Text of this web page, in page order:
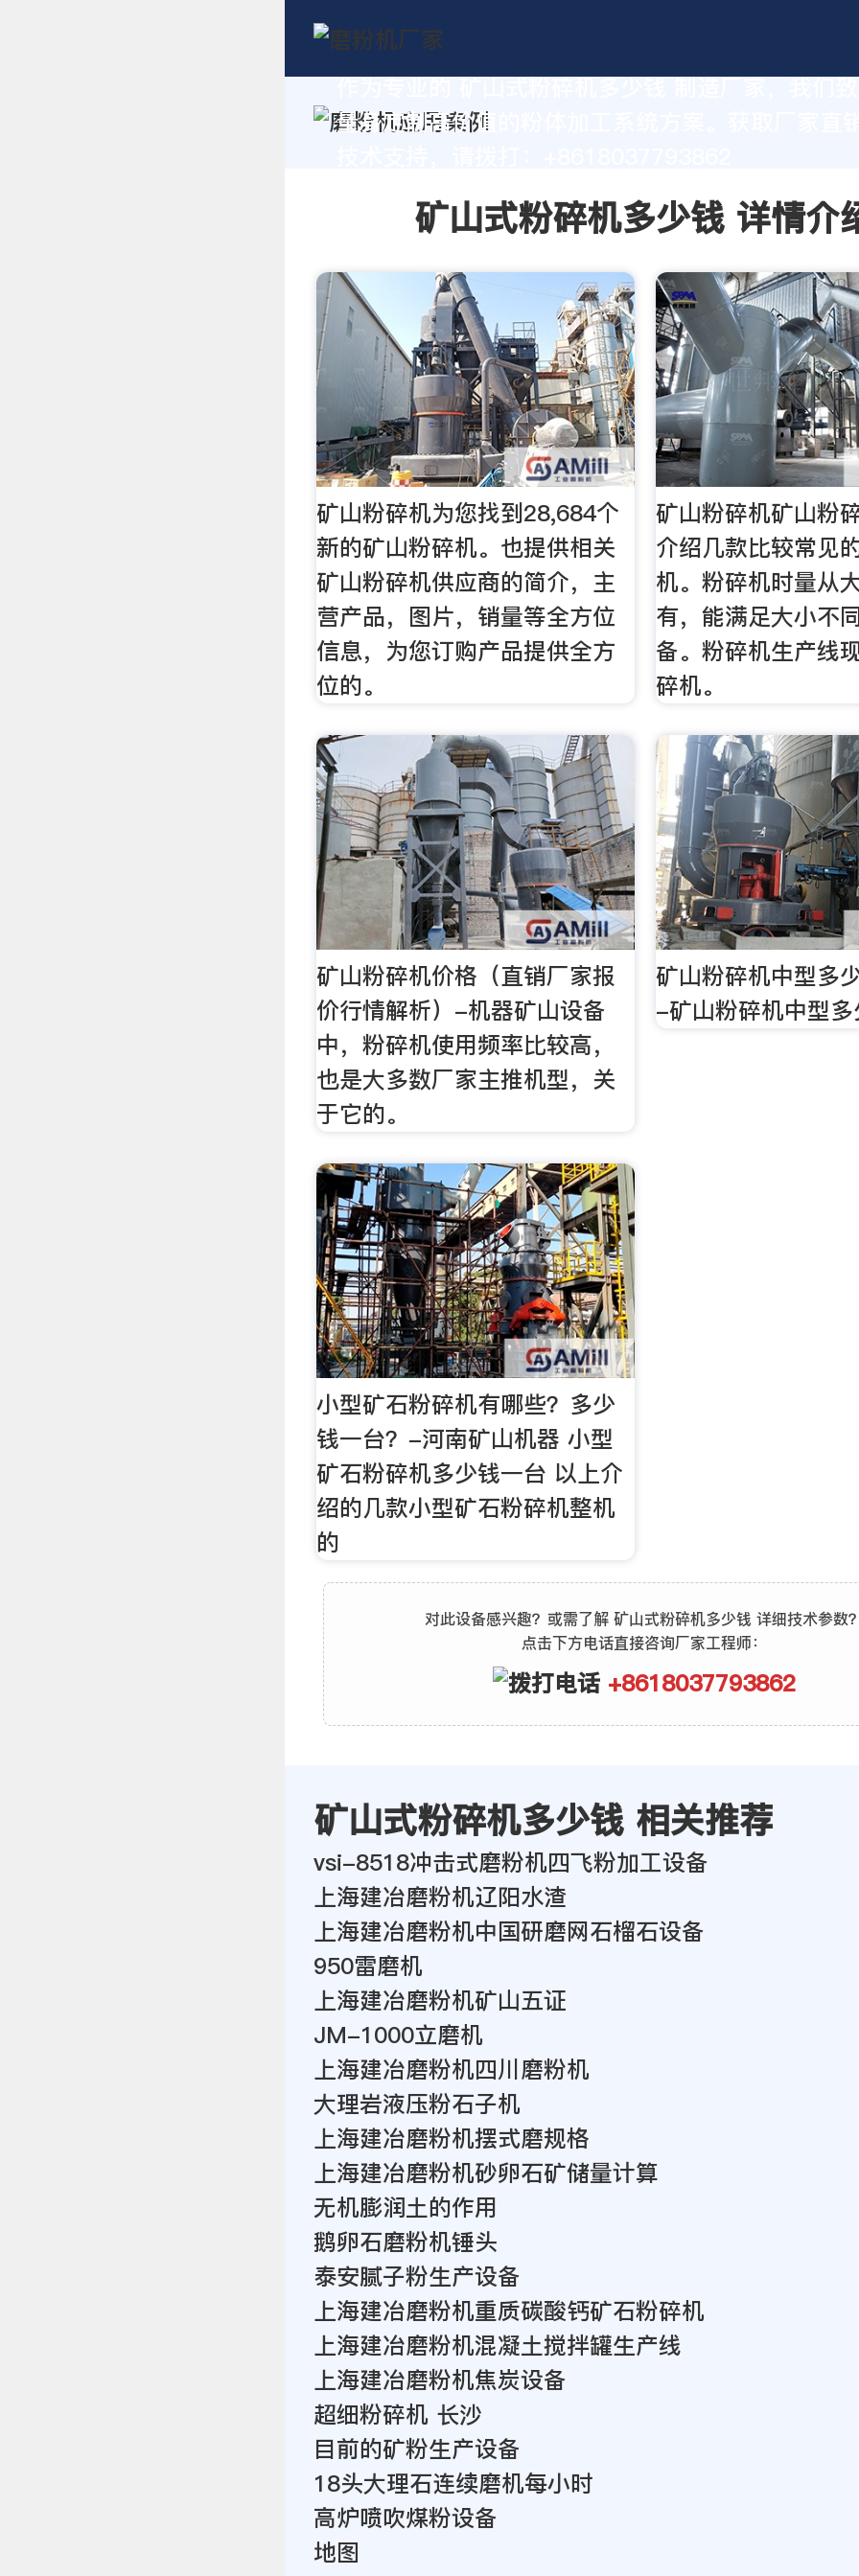
量身定制高价值的粉体加工系统方案。获取厂家直
矿山式粉碎机多少钱 详情介
矿山粉碎机为您找到28,684个
新的矿山粉碎机。也提供相关
矿山粉碎机供应商的简介，主
营产品，图片，销量等全方位
信息，为您订购产品提供全方
位的。
矿山粉碎机矿山粉
介绍几款比较常见
机。粉碎机时量从
有，能满足大小不
备。粉碎机生产线
碎机。
矿山粉碎机价格（直销厂家报
价行情解析）-机器矿山设备
中，粉碎机使用频率比较高，
也是大多数厂家主推机型，关
于它的。
矿山粉碎机中型多
-矿山粉碎机中型
小型矿石粉碎机有哪些？多少
钱一台？-河南矿山机器 小型
矿石粉碎机多少钱一台 以上介
绍的几款小型矿石粉碎机整机
的
对此设备感兴趣？或需了解 矿山式粉碎机多少钱 详细技术参数
点击下方电话直接咨询厂家工程师：
+8618037793862
矿山式粉碎机多少钱 相关推荐
vsi-8518冲击式磨粉机四飞粉加工设备
上海建冶磨粉机辽阳水渣
上海建冶磨粉机中国研磨网石榴石设备
950雷磨机
上海建冶磨粉机矿山五证
JM-1000立磨机
上海建冶磨粉机四川磨粉机
大理岩液压粉石子机
上海建冶磨粉机摆式磨规格
上海建冶磨粉机砂卵石矿储量计算
无机膨润土的作用
鹅卵石磨粉机锤头
泰安腻子粉生产设备
上海建冶磨粉机重质碳酸钙矿石粉碎机
上海建冶磨粉机混凝土搅拌罐生产线
上海建冶磨粉机焦炭设备
超细粉碎机 长沙
目前的矿粉生产设备
18头大理石连续磨机每小时
高炉喷吹煤粉设备
地图